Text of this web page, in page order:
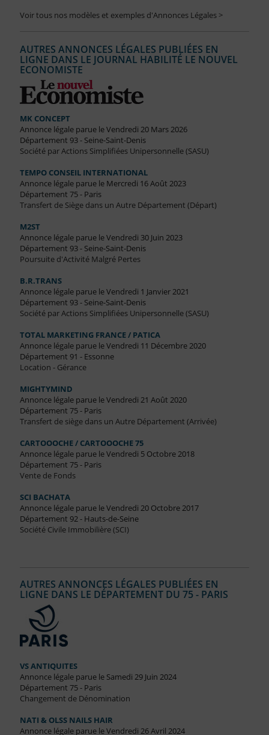
Voir tous nos modèles et exemples d'Annonces Légales >
AUTRES ANNONCES LÉGALES PUBLIÉES EN
LIGNE DANS LE JOURNAL HABILITÉ LE NOUVEL
ECONOMISTE
MK CONCEPT
Annonce légale parue le Vendredi 20 Mars 2026
Département 93 - Seine-Saint-Denis
Société par Actions Simplifiées Unipersonnelle (SASU)
TEMPO CONSEIL INTERNATIONAL
Annonce légale parue le Mercredi 16 Août 2023
Département 75 - Paris
Transfert de Siège dans un Autre Département (Départ)
M2ST
Annonce légale parue le Vendredi 30 Juin 2023
Département 93 - Seine-Saint-Denis
Poursuite d'Activité Malgré Pertes
B.R.TRANS
Annonce légale parue le Vendredi 1 Janvier 2021
Département 93 - Seine-Saint-Denis
Société par Actions Simplifiées Unipersonnelle (SASU)
TOTAL MARKETING FRANCE / PATICA
Annonce légale parue le Vendredi 11 Décembre 2020
Département 91 - Essonne
Location - Gérance
MIGHTYMIND
Annonce légale parue le Vendredi 21 Août 2020
Département 75 - Paris
Transfert de siège dans un Autre Département (Arrivée)
CARTOOOCHE / CARTOOOCHE 75
Annonce légale parue le Vendredi 5 Octobre 2018
Département 75 - Paris
Vente de Fonds
SCI BACHATA
Annonce légale parue le Vendredi 20 Octobre 2017
Département 92 - Hauts-de-Seine
Société Civile Immobilière (SCI)
AUTRES ANNONCES LÉGALES PUBLIÉES EN
LIGNE DANS LE DÉPARTEMENT DU 75 - PARIS
VS ANTIQUITES
Annonce légale parue le Samedi 29 Juin 2024
Département 75 - Paris
Changement de Dénomination
NATI & OLSS NAILS HAIR
Annonce légale parue le Vendredi 26 Avril 2024